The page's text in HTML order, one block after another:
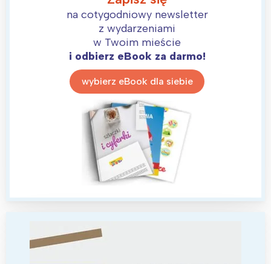
na cotygodniowy newsletter
z wydarzeniami
w Twoim mieście
i odbierz eBook za darmo!
wybierz eBook dla siebie
Łódź
Trójmiasto
Poznań
Wrocław
Kraków
Południe
Północ
Wszystkie
Wybieram